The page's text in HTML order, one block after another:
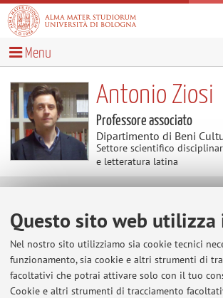
Questo sito web utilizza
Nel nostro sito utilizziamo sia cookie tecnici
funzionamento, sia cookie e altri strumenti di
facoltativi che potrai attivare solo con il tuo
Cookie e altri strumenti di tracciamento
Menu
Antonio Ziosi
Professore associato
Dipartimento di Beni
Settore scientifico
e letteratura latina
Contenuti utili
Latino elementare
ESERCITAZIONI DI MORFOLOGIA E
VIDEOLEZIONI DI LATINO ELEMENTARE